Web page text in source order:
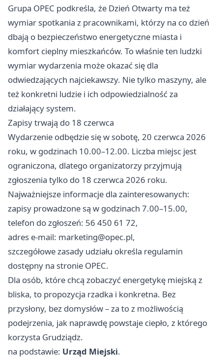
Grupa OPEC podkreśla, że Dzień Otwarty ma też
wymiar spotkania z pracownikami, którzy na co dzień
dbają o bezpieczeństwo energetyczne miasta i
komfort cieplny mieszkańców. To właśnie ten ludzki
wymiar wydarzenia może okazać się dla
odwiedzających najciekawszy. Nie tylko maszyny, ale
też konkretni ludzie i ich odpowiedzialność za
działający system.
Zapisy trwają do 18 czerwca
Wydarzenie odbędzie się w sobotę, 20 czerwca 2026
roku, w godzinach 10.00–12.00. Liczba miejsc jest
ograniczona, dlatego organizatorzy przyjmują
zgłoszenia tylko do 18 czerwca 2026 roku.
Najważniejsze informacje dla zainteresowanych:
zapisy prowadzone są w godzinach 7.00–15.00,
telefon do zgłoszeń: 56 450 61 72,
adres e-mail: marketing@opec.pl,
szczegółowe zasady udziału określa regulamin
dostępny na stronie OPEC.
Dla osób, które chcą zobaczyć energetykę miejską z
bliska, to propozycja rzadka i konkretna. Bez
przysłony, bez domysłów – za to z możliwością
podejrzenia, jak naprawdę powstaje ciepło, z którego
korzysta Grudziądz.
na podstawie: Urząd Miejski.